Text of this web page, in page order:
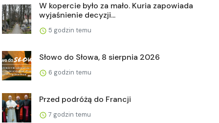
W kopercie było za mało. Kuria zapowiada
wyjaśnienie decyzji...
5 godzin temu
Słowo do Słowa, 8 sierpnia 2026
6 godzin temu
Przed podróżą do Francji
7 godzin temu